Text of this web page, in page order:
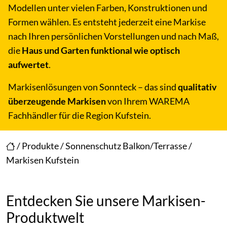
/Produkte/Sonnenschutz Balkon/Terrasse/
Markisen Kufstein
Modellen unter vielen Farben, Konstruktionen und
Formen wählen. Es entsteht jederzeit eine Markise
nach Ihren persönlichen Vorstellungen und nach Maß,
dieHaus und Garten funktional wie optisch
aufwertet.
Markisenlösungen von Sonnteck – das sindqualitativ
überzeugende Markisenvon Ihrem WAREMA
Fachhändler für die Region Kufstein.
Entdecken Sie unsere Markisen-
Produktwelt